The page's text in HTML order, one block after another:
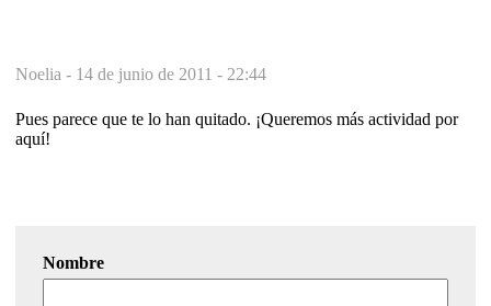
Noelia - 14 de junio de 2011 - 22:44
Pues parece que te lo han quitado. ¡Queremos más actividad por
aquí!
Nombre